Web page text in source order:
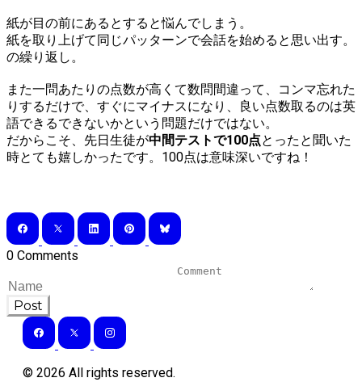
紙が目の前にあるとすると悩んでしまう。
紙を取り上げて同じパッターンで会話を始めると思い出す。
の繰り返し。
また一問あたりの点数が高くて数問間違って、コンマ忘れた
りするだけで、すぐにマイナスになり、良い点数取るのは英
語できるできないかという問題だけではない。
​だからこそ、先日生徒が中間テストで100点とったと聞いた
時とても嬉しかったです。100点は意味深いですね！
0 Comments
Post
© 2026 All rights reserved.